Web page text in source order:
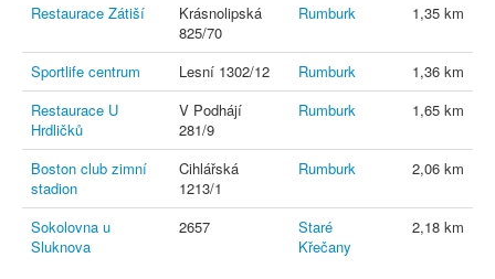
Restaurace Zátiší
Krásnolipská
825/70
Rumburk 1,35 km
Sportlife centrum Lesní 1302/12 Rumburk
1,36 km
Restaurace U
Hrdličků
V Podhájí
281/9
Rumburk 1,65 km
Boston club zimní
stadion
Cihlářská
1213/1
Rumburk 2,06 km
Sokolovna u
Sluknova
2657
Staré
Křečany
2,18 km